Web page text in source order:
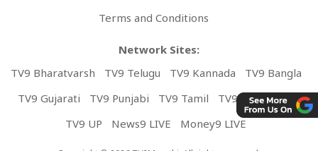
Terms and Conditions
Network Sites:
TV9 Bharatvarsh
TV9 Telugu TV9 Kannada
TV9 Bangla
TV9 Gujarati
TV9 Punjabi TV9 Tamil
TV9 Malayalam
TV9 UP
News9 LIVE Money9 LIVE